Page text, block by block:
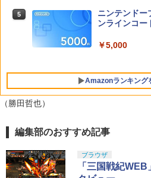
回外付特典】
5
【楽天ブック
HILL:
ーズ
￥6,864
5
ニンテンドー
ンラインコー
￥5,000
Amazonランキング
1
PlayStation 5
ese only
￥55,000
1
Xbox プリペ
[オンラインコ
￥10,000
1
劇場版「鬼滅
￥3,964
（勝田哲也）
編集部のおすすめ記事
ブラウザ
「三国戦紀